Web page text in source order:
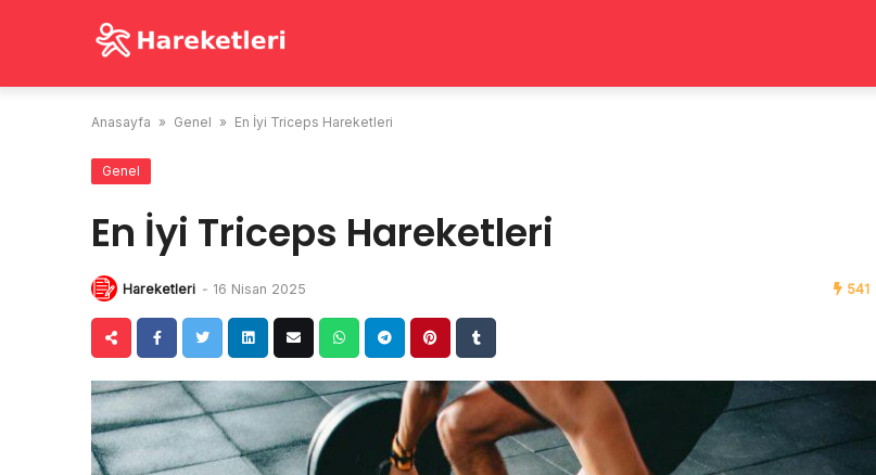
Anasayfa » Genel » En İyi Triceps Hareketleri
Genel
En İyi Triceps Hareketleri
Hareketleri - 16 Nisan 2025 541